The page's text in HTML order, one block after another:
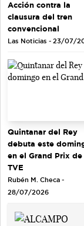
Acción contra la
clausura del tren
convencional
Las Noticias - 23/07/
Quintanar del Rey
debuta este
en el Grand Prix de
TVE
Rubén M. Checa -
28/07/2026